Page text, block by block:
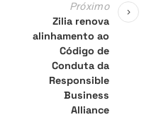
Próximo
Zilia renova
alinhamento ao
Código de
Conduta da
Responsible
Business
Alliance